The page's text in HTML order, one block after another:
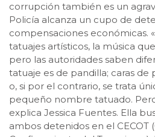
corrupción también es un
Policía alcanza un cupo de
compensaciones económicas.
tatuajes artísticos, la música
pero las autoridades saben
tatuaje es de pandilla; caras de
o, si por el contrario, se trata
pequeño nombre tatuado.
explica Jessica Fuentes. Ella
ambos detenidos en el CECOT